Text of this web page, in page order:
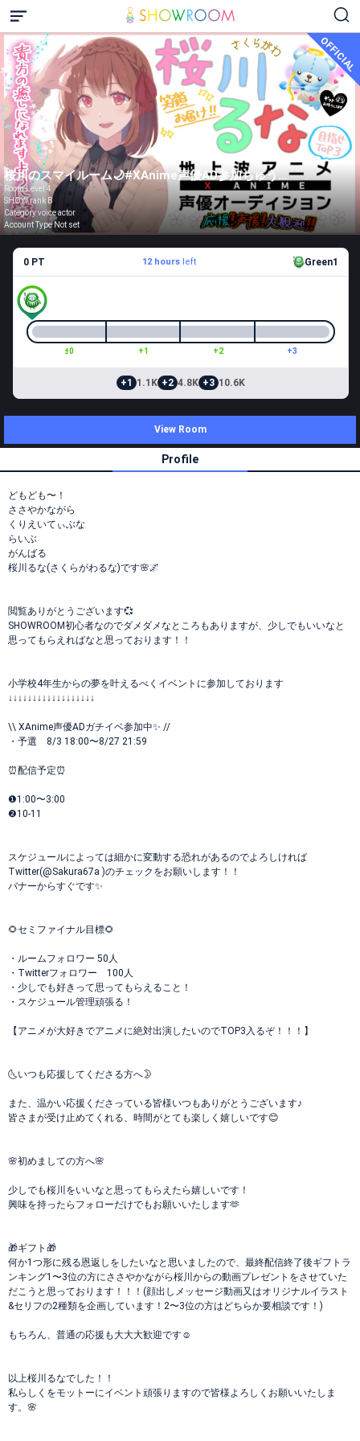
OFFICIAL
桜川のスマイルーム🌙#XAnime声優AD参加ちゅう🌸
Room Level 4
SHOW rank B
Category voice actor
Account Type Not set
0 PT 12 hoursleft Green1
±0 +1 +2 +3
+1 1.1K +2 4.8K +3 10.6K
View Room
Profile
どもども〜！
ささやかながら
くりえいてぃぶな
らいぶ
がんばる
桜川るな(さくらがわるな)です🌸🌌
閲覧ありがとうございます💞
SHOWROOM初心者なのでダメダメなところもありますが、少しでもいいなと
思ってもらえればなと思っております！！
小学校4年生からの夢を叶えるべくイベントに参加しております
↓↓↓↓↓↓↓↓↓↓↓↓↓↓↓↓↓↓
\\ XAnime声優ADガチイベ参加中✨ //
・予選 8/3 18:00〜8/27 21:59
⏰配信予定⏰
❶1:00〜3:00
❷10-11
スケジュールによっては細かに変動する恐れがあるのでよろしければ
Twitter(@Sakura67a )のチェックをお願いします！！
バナーからすぐです✨
🌻セミファイナル目標🌻
・ルームフォロワー 50人
・Twitterフォロワー 100人
・少しでも好きって思ってもらえること！
・スケジュール管理頑張る！
【アニメが大好きでアニメに絶対出演したいのでTOP3入るぞ！！！】
🌜いつも応援してくださる方へ🌛
また、温かい応援くださっている皆様いつもありがとうございます♪
皆さまが受け止めてくれる、時間がとても楽しく嬉しいです😊
🌸初めましての方へ🌸
少しでも桜川をいいなと思ってもらえたら嬉しいです！
興味を持ったらフォローだけでもお願いいたします🫶
🎁ギフト🎁
何か1つ形に残る恩返しをしたいなと思いましたので、最終配信終了後ギフトラ
ンキング1〜3位の方にささやかながら桜川からの動画プレゼントをさせていた
だこうと思っております！！！(顔出しメッセージ動画又はオリジナルイラスト
&セリフの2種類を企画しています！2〜3位の方はどちらか要相談です！)
もちろん、普通の応援も大大大歓迎です☺️
以上桜川るなでした！！
私らしくをモットーにイベント頑張りますので皆様よろしくお願いいたしま
す。🌸